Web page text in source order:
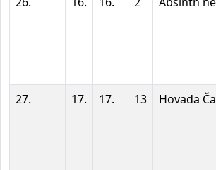
27. 17. 17. 13 Hovada